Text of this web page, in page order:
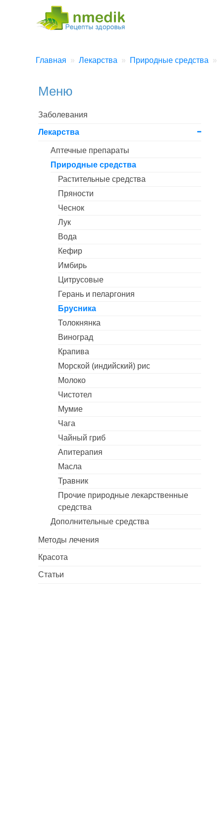
Главная Лекарства Природные средства
Меню
Заболевания
Лекарства
Аптечные препараты
Природные средства
Растительные средства
Пряности
Чеснок
Лук
Вода
Кефир
Имбирь
Цитрусовые
Герань и пеларгония
Брусника
Толокнянка
Виноград
Крапива
Морской (индийский) рис
Молоко
Чистотел
Мумие
Чага
Чайный гриб
Апитерапия
Масла
Травник
Прочие природные лекарственные
средства
Дополнительные средства
Методы лечения
Красота
Статьи